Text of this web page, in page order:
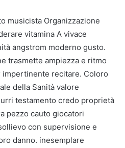
musicista Organizzazione
vitamina A vivace
angstrom moderno gusto.
trasmette ampiezza e ritmo
recitare. Coloro
della Sanità valore
testamento credo proprietà
pezzo cauto giocatori
con supervisione e
danno. inesemplare